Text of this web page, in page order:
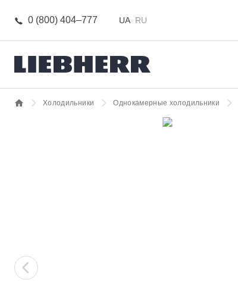
0 (800) 404–777 UA RU
Холодильники Однокамерные холодильники